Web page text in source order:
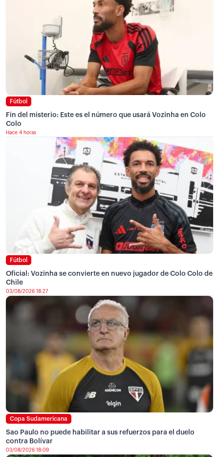
Fútbol
Fin del misterio: Este es el número que usará Vozinha en Colo
Colo
Hace 4 horas
Fútbol
Oficial: Vozinha se convierte en nuevo jugador de Colo Colo de
Chile
03/08/2026 18:27
Copa Sudamericana
Sao Paulo no puede habilitar a sus refuerzos para el duelo
contra Bolívar
03/08/2026 18:09